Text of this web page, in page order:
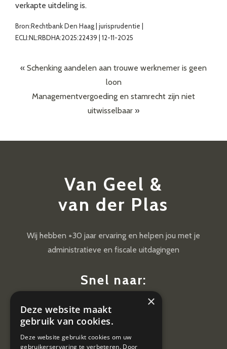
verkapte uitdeling is.
Bron:Rechtbank Den Haag | jurisprudentie |
ECLI:NL:RBDHA:2025:22439 | 12-11-2025
« Schenking aandelen aan trouwe werknemer is geen
loon
Managementvergoeding en stamrecht zijn niet
uitwisselbaar »
Van Geel &
van der Plas
Wij hebben +30 jaar ervaring en helpen jou met je
administratieve en fiscale uitdagingen
Snel naar:
Diensten
×
Deze website maakt
gebruik van cookies.
Deze website gebruikt cookies om uw
gebruikerservaring te verbeteren. Door